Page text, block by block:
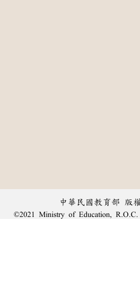
中華民國教育部 版
©2021 Ministry of Education,